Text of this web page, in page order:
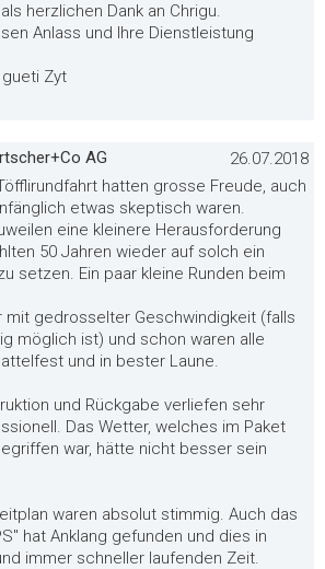
herzlichen Dank an Chrigu.
Anlass und Ihre Dienstleistung
Zyt
AG
26.07.2018
hatten grosse Freude, auch
etwas skeptisch waren.
eine kleinere Herausforderung
50 Jahren wieder auf solch ein
setzen. Ein paar kleine Runden beim
mit gedrosselter Geschwindigkeit (falls
möglich ist) und schon waren alle
und in bester Laune.
und Rückgabe verliefen sehr
Das Wetter, welches im Paket
war, hätte nicht besser sein
waren absolut stimmig. Auch das
hat Anklang gefunden und dies in
immer schneller laufenden Zeit.